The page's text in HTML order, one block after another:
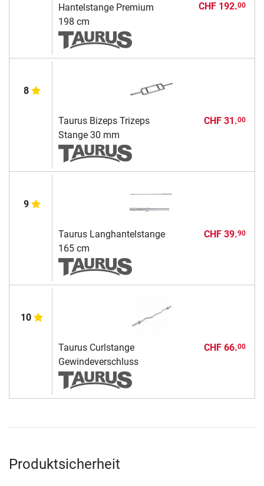
Hantelstange Premium
198 cm
CHF 192.00
8
Taurus Bizeps Trizeps
Stange 30 mm
CHF 31.00
9
Taurus Langhantelstange
165 cm
CHF 39.90
10
Taurus Curlstange
Gewindeverschluss
CHF 66.00
Produktsicherheit